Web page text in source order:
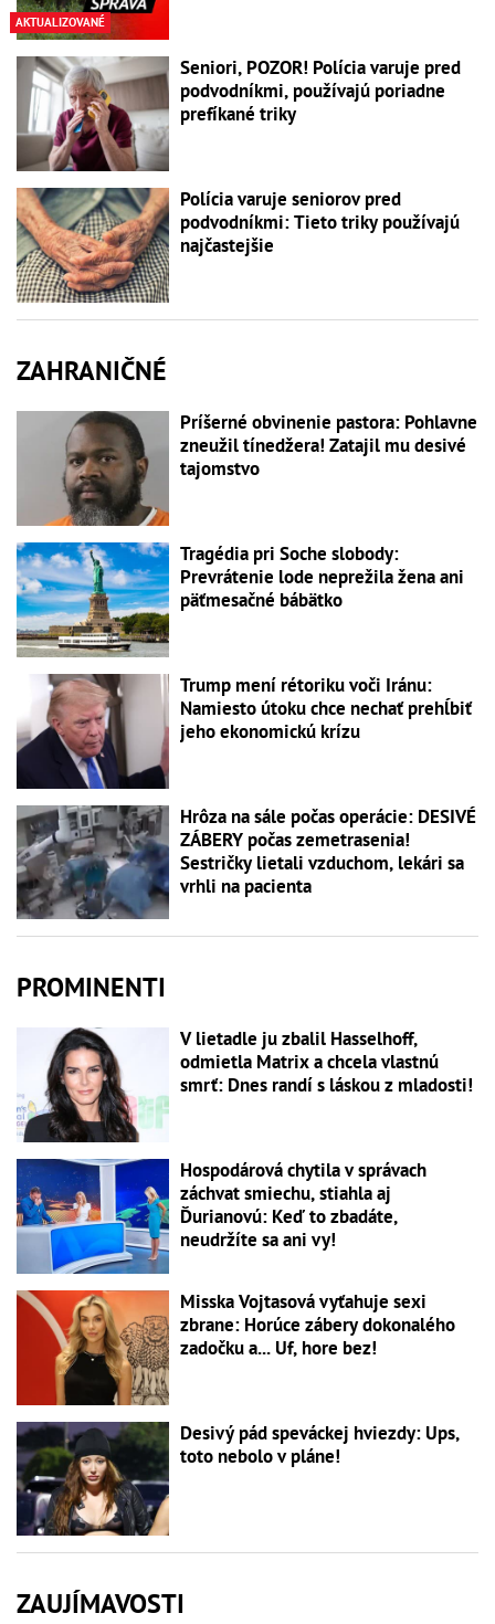
AKTUALIZOVANÉ
Seniori, POZOR! Polícia varuje pred
podvodníkmi, používajú poriadne
prefíkané triky
Polícia varuje seniorov pred
podvodníkmi: Tieto triky používajú
najčastejšie
ZAHRANIČNÉ
Príšerné obvinenie pastora: Pohlavne
zneužil tínedžera! Zatajil mu desivé
tajomstvo
Tragédia pri Soche slobody:
Prevrátenie lode neprežila žena ani
päťmesačné bábätko
Trump mení rétoriku voči Iránu:
Namiesto útoku chce nechať prehĺbiť
jeho ekonomickú krízu
Hrôza na sále počas operácie: DESIVÉ
ZÁBERY počas zemetrasenia!
Sestričky lietali vzduchom, lekári sa
vrhli na pacienta
PROMINENTI
V lietadle ju zbalil Hasselhoff,
odmietla Matrix a chcela vlastnú
smrť: Dnes randí s láskou z mladosti!
Hospodárová chytila v správach
záchvat smiechu, stiahla aj
Ďurianovú: Keď to zbadáte,
neudržíte sa ani vy!
Misska Vojtasová vyťahuje sexi
zbrane: Horúce zábery dokonalého
zadočku a... Uf, hore bez!
Desivý pád speváckej hviezdy: Ups,
toto nebolo v pláne!
ZAUJÍMAVOSTI